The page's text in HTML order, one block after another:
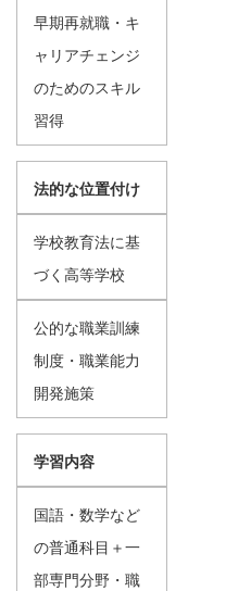
早期再就職・キ
ャリアチェンジ
のためのスキル
習得
法的な位置付け
学校教育法に基
づく高等学校
公的な職業訓練
制度・職業能力
開発施策
学習内容
国語・数学など
の普通科目＋一
部専門分野・職